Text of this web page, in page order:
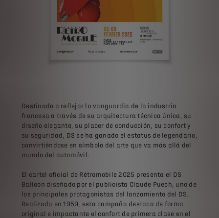
Destinado a reflejar la vanguardia de la industria
francesa a través de su arquitectura técnica única, su
diseño elegante, su placer de conducción, su confort y
su seguridad, DS se ha ganado el estatus de legendario,
convirtiéndose en símbolo del arte que va más allá del
mundo del automóvil.
El cartel oficial de Rétromobile 2025 presenta el DS
Balloon diseñado por el publicista Claude Puech, uno de
los principales protagonistas del lanzamiento del DS.
Realizada en 1959, esta campaña destaca de forma
original e impactante el confort de primera clase en el